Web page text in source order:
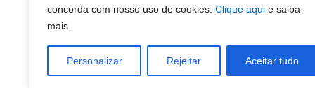
concorda com nosso uso de cookies. Clique aqui e saiba
mais.
Personalizar Rejeitar Aceitar tudo